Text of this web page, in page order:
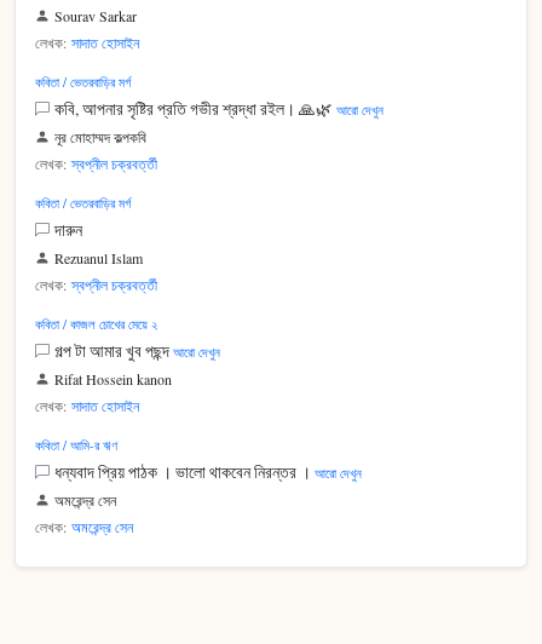
Sourav Sarkar
লেখক: সাদাত হোসাইন
কবিতা / ভেতরবাড়ির মর্গ
কবি, আপনার সৃষ্টির প্রতি গভীর শ্রদ্ধা রইল। 🙏🌿 আরো দেখুন
নূর মোহাম্মদ কল্পকবি
লেখক: স্বপ্নীল চক্রবর্ত্তী
কবিতা / ভেতরবাড়ির মর্গ
দারুন
Rezuanul Islam
লেখক: স্বপ্নীল চক্রবর্ত্তী
কবিতা / কাজল চোখের মেয়ে ২
গল্প টা আমার খুব পছন্দ আরো দেখুন
Rifat Hossein kanon
লেখক: সাদাত হোসাইন
কবিতা / আমি-র ঋণ
ধন্যবাদ প্রিয় পাঠক । ভালো থাকবেন নিরন্তর । আরো দেখুন
অমরেন্দ্র সেন
লেখক: অমরেন্দ্র সেন